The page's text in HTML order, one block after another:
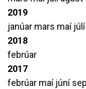
2019
janúar mars maí júlí
2018
febrúar
2017
febrúar maí júní